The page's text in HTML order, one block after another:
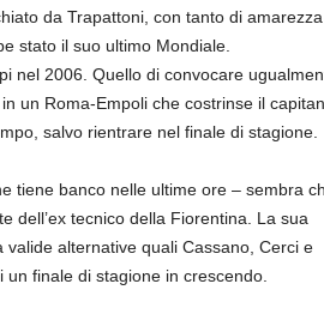
da Trapattoni, con tanto di
stato il suo ultimo Mondiale.
nel 2006. Quello di convocare
un Roma-Empoli che costrinse il
salvo rientrare nel finale di stagione.
tiene banco nelle ultime ore – sembra
dell’ex tecnico della Fiorentina. La sua
alternative quali Cassano, Cerci e
finale di stagione in crescendo.